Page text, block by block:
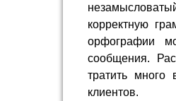
корректную
орфографии
сообщения.
тратить
клиентов.